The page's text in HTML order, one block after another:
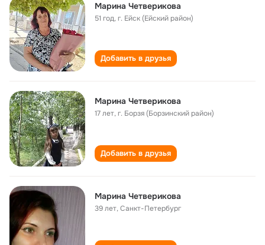
Марина Четверикова
51 год,г. Ейск (Ейский район)
Добавить в друзья
Марина Четверикова
17 лет,г. Борзя (Борзинский район)
Добавить в друзья
Марина Четверикова
39 лет,Санкт-Петербург